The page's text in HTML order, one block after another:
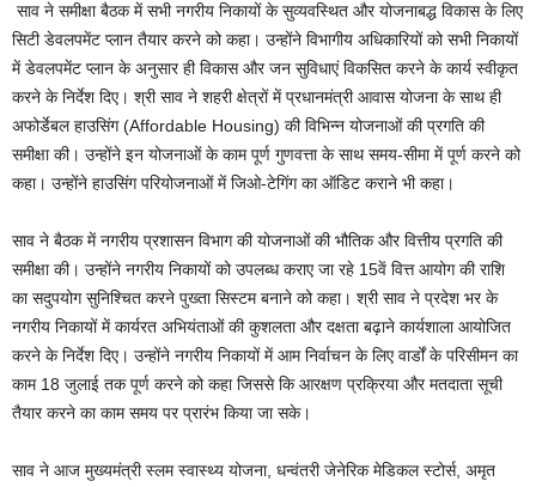
साव ने समीक्षा बैठक में सभी नगरीय निकायों के सुव्यवस्थित और योजनाबद्ध विकास के लिए
सिटी डेवलपमेंट प्लान तैयार करने को कहा। उन्होंने विभागीय अधिकारियों को सभी निकायों
में डेवलपमेंट प्लान के अनुसार ही विकास और जन सुविधाएं विकसित करने के कार्य स्वीकृत
करने के निर्देश दिए। श्री साव ने शहरी क्षेत्रों में प्रधानमंत्री आवास योजना के साथ ही
अफोर्डेबल हाउसिंग (Affordable Housing) की विभिन्न योजनाओं की प्रगति की
समीक्षा की। उन्होंने इन योजनाओं के काम पूर्ण गुणवत्ता के साथ समय-सीमा में पूर्ण करने को
कहा। उन्होंने हाउसिंग परियोजनाओं में जिओ-टेगिंग का ऑडिट कराने भी कहा।
साव ने बैठक में नगरीय प्रशासन विभाग की योजनाओं की भौतिक और वित्तीय प्रगति की
समीक्षा की। उन्होंने नगरीय निकायों को उपलब्ध कराए जा रहे 15वें वित्त आयोग की राशि
का सदुपयोग सुनिश्चित करने पुख्ता सिस्टम बनाने को कहा। श्री साव ने प्रदेश भर के
नगरीय निकायों में कार्यरत अभियंताओं की कुशलता और दक्षता बढ़ाने कार्यशाला आयोजित
करने के निर्देश दिए। उन्होंने नगरीय निकायों में आम निर्वाचन के लिए वार्डों के परिसीमन का
काम 18 जुलाई तक पूर्ण करने को कहा जिससे कि आरक्षण प्रक्रिया और मतदाता सूची
तैयार करने का काम समय पर प्रारंभ किया जा सके।
साव ने आज मुख्यमंत्री स्लम स्वास्थ्य योजना, धन्वंतरी जेनेरिक मेडिकल स्टोर्स, अमृत